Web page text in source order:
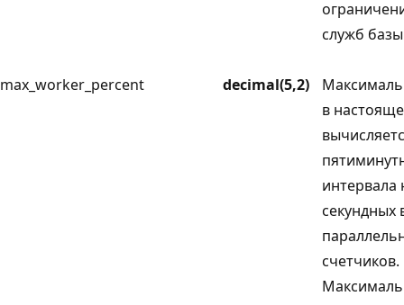
max_worker_percent decimal(5,2)
служб
в
интервала
секундных
счетчиков.